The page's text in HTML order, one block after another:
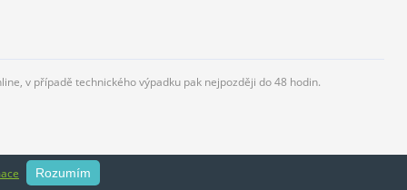
v případě technického výpadku pak nejpozději do 48 hodin.
Rozumím